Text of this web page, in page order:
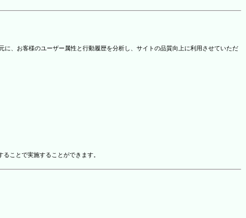
に、お客様のユーザー属性と行動履歴を分析し、サイトの品質向上に利用させていただ
ことで実施することができます。